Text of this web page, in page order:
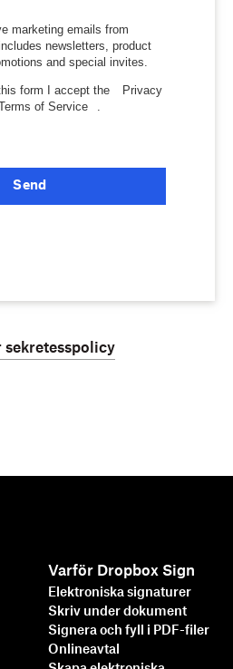
marketing emails from
newsletters, product
and special invites.
form I accept the
Privacy
of Service
Send
sekretesspolicy
Varför Dropbox Sign
Elektroniska signaturer
Skriv under dokument
Signera och fyll i PDF-filer
Onlineavtal